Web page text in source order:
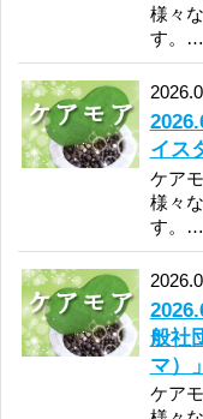
Penthouse/恋する神様